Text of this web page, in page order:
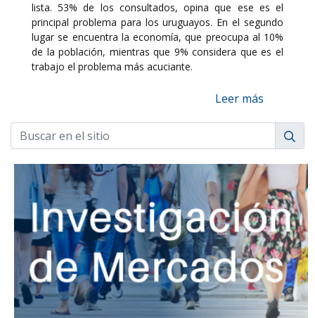
lista. 53% de los consultados, opina que ese es el
principal problema para los uruguayos. En el segundo
lugar se encuentra la economía, que preocupa al 10%
de la población, mientras que 9% considera que es el
trabajo el problema más acuciante.
Leer más